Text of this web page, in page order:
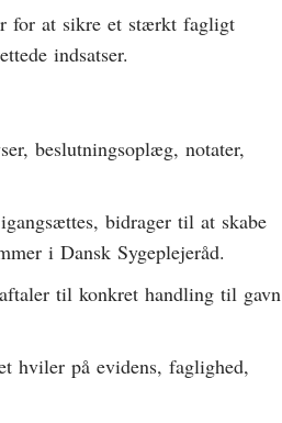
for at sikre et stærkt fagligt
indsatser.
beslutningsoplæg, notater,
bidrager til at skabe
i Dansk Sygeplejeråd.
til konkret handling til gavn
hviler på evidens, faglighed,